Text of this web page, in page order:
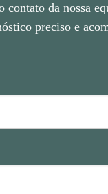
contato da nossa
preciso e